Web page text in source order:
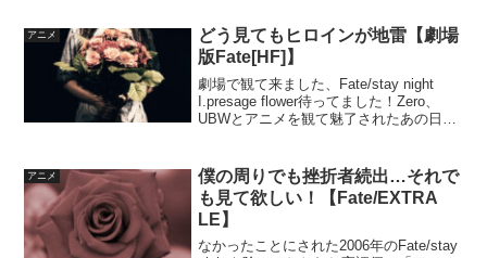
アニメ
どう見てもヒロインが地雷【劇場
版Fate[HF]】
劇場で観て来ました、Fate/stay night
I.presage flower待ってました！Zero、
UBWとアニメを観て魅了されたあの日か
ある、筆者なりの感...
アニメ
僕の周りでも挫折者続出…それで
も見て欲しい！【Fate/EXTRA
LE】
なかったことにされた2006年のFate/stay